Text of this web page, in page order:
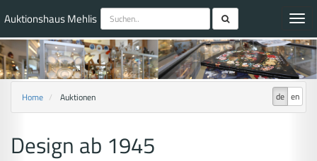
Auktionshaus Mehlis
de en
Home Auktionen
Design ab 1945